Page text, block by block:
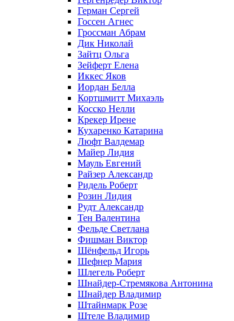
Герман Сергей
Госсен Агнес
Гроссман Абрам
Дик Николай
Зайтц Ольга
Зейферт Елена
Иккес Яков
Иордан Белла
Кортшмитт Михаэль
Косско Нелли
Крекер Ирене
Кухаренко Катарина
Люфт Валдемaр
Майер Лидия
Мауль Евгений
Райзер Александр
Ридель Роберт
Розин Лидия
Рудт Александр
Тен Валентина
Фельде Светлана
Фишман Виктор
Шёнфельд Игорь
Шефнер Мария
Шлегель Роберт
Шнайдер-Стремякова Антонина
Шнайдер Владимир
Штайнмарк Розe
Штеле Владимир